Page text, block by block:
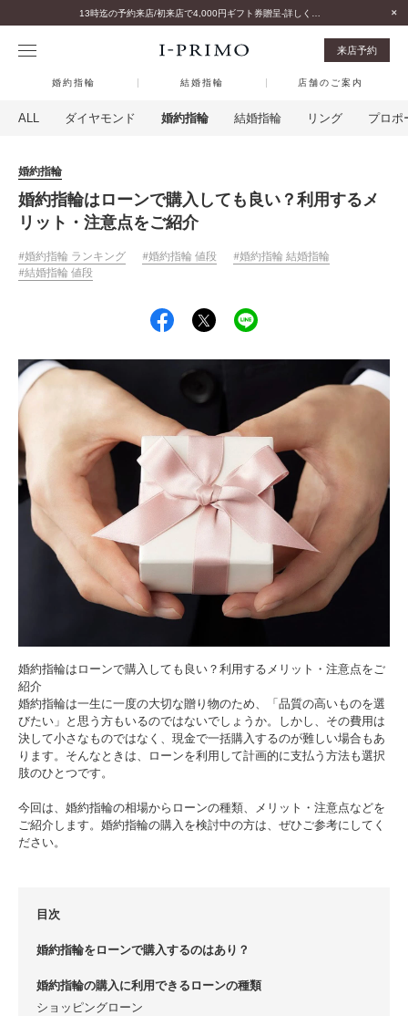
来店予約
婚約指輪 結婚指輪 店舗のご案内
ALL ダイヤモンド 婚約指輪 結婚指輪 リング プロポ
婚約指輪
婚約指輪はローンで購入しても良い？利用するメ
リット・注意点をご紹介
婚約指輪 ランキング 婚約指輪 値段
婚約指輪 結婚指輪
結婚指輪 値段
婚約指輪はローンで購入しても良い？利用するメリット・注意点をご
紹介
婚約指輪は一生に一度の大切な贈り物のため、「品質の高いものを選
びたい」と思う方もいるのではないでしょうか。しかし、その費用は
決して小さなものではなく、現金で一括購入するのが難しい場合もあ
ります。そんなときは、ローンを利用して計画的に支払う方法も選択
肢のひとつです。
今回は、婚約指輪の相場からローンの種類、メリット・注意点などを
ご紹介します。婚約指輪の購入を検討中の方は、ぜひご参考にしてく
ださい。
目次
婚約指輪をローンで購入するのはあり？
婚約指輪の購入に利用できるローンの種類
ショッピングローン